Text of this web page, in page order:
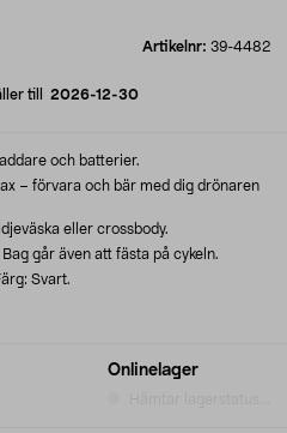
Artikelnr: 39-4482
till 2026-12-30
Onlinelager
och batterier.
– förvara och bär med dig drönaren
eller crossbody.
går även att fästa på cykeln.
Svart.